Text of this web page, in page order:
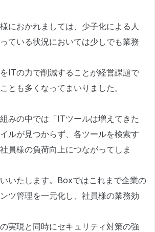
におかれましては、少子化による人
ている状況においては少しでも業務
ITの力で削減することが経営課題で
とも多くなってまいりました。
みの中では「ITツールは増えてきた
ルが見つからず、各ツールを検索す
員様の負荷向上につながってしま
いたします。Boxではこれまで企業の
ツ管理を一元化し、社員様の業務効
実現と同時にセキュリティ対策の強